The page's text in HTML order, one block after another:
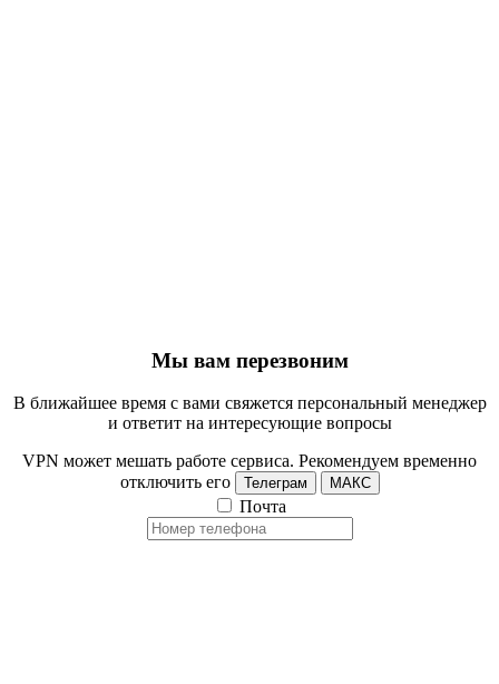
Мы вам перезвоним
В ближайшее время с вами свяжется персональный менеджер
и ответит на интересующие вопросы
VPN может мешать работе сервиса. Рекомендуем временно
отключить его
Телеграм МАКС
Почта